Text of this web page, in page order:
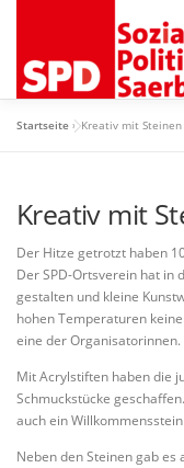
75 JAHRE
Startseite »Kreativ mit
Kreativ mit
Der Hitze getrotzt haben
Der SPD-Ortsverein hat in
gestalten und kleine
hohen Temperaturen
eine der Organisatorinnen.
Mit Acrylstiften haben die
Schmuckstücke
auch ein
Neben den Steinen gab